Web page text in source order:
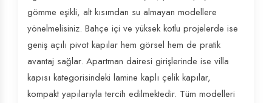
gömme eşikli, alt kısımdan su almayan modellere
yönelmelisiniz. Bahçe içi ve yüksek kotlu projelerde ise
geniş açılı pivot kapılar hem görsel hem de pratik
avantaj sağlar. Apartman dairesi girişlerinde ise villa
kapısı kategorisindeki lamine kaplı çelik kapılar,
kompakt yapılarıyla tercih edilmektedir. Tüm modelleri